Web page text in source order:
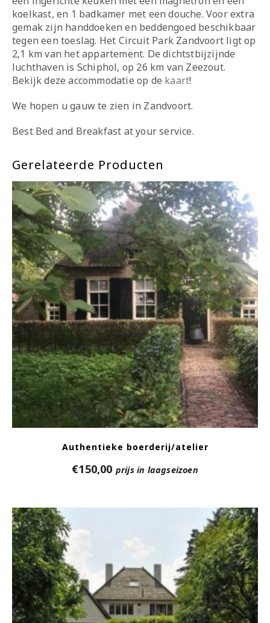
koelkast, en 1 badkamer met een douche. Voor extra
gemak zijn handdoeken en beddengoed beschikbaar
tegen een toeslag. Het Circuit Park Zandvoort ligt op
2,1 km van het appartement. De dichtstbijzijnde
luchthaven is Schiphol, op 26 km van Zeezout.
Bekijk deze accommodatie op de kaart!
We hopen u gauw te zien in Zandvoort.
Best Bed and Breakfast at your service.
Gerelateerde Producten
Authentieke boerderij/atelier
€150,00 prijs in laagseizoen